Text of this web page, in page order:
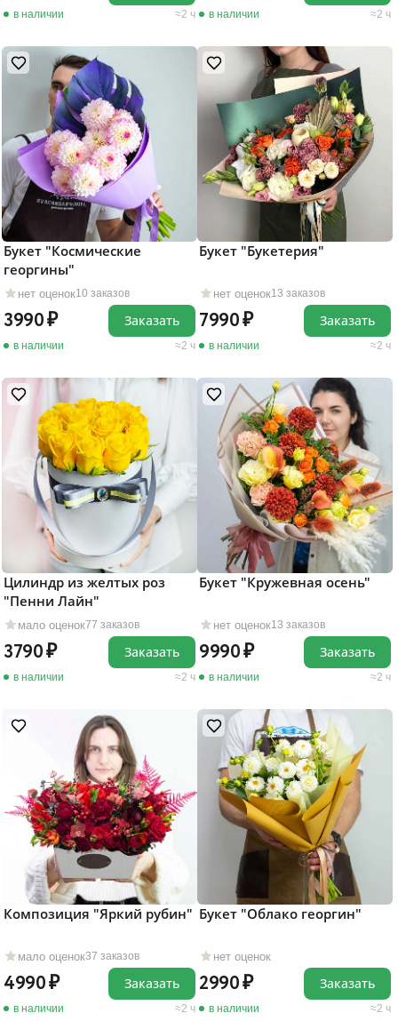
в наличии 2 ч в наличии 2 ч
нет оценок10 заказов
Букет "Космические
георгины"
3990
в наличии 2 ч
Заказать
нет оценок13 заказов
Букет "Букетерия"
7990
в наличии 2 ч
Заказать
мало оценок77 заказов
Цилиндр из желтых роз
"Пенни Лайн"
3790
в наличии 2 ч
Заказать
нет оценок13 заказов
Букет "Кружевная осень"
9990
в наличии 2 ч
Заказать
мало оценок37 заказов
Композиция "Яркий рубин"
4990
в наличии 2 ч
Заказать
нет оценок
Букет "Облако георгин"
2990
в наличии 2 ч
Заказать